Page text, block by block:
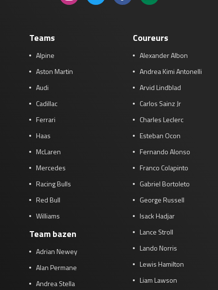
Teams
Alpine
Aston Martin
Audi
Cadillac
Ferrari
Haas
McLaren
Mercedes
Racing Bulls
Red Bull
Williams
Team bazen
Adrian Newey
Alan Permane
Andrea Stella
Coureurs
Alexander Albon
Andrea Kimi Antonelli
Arvid Lindblad
Carlos Sainz Jr
Charles Leclerc
Esteban Ocon
Fernando Alonso
Franco Colapinto
Gabriel Bortoleto
George Russell
Isack Hadjar
Lance Stroll
Lando Norris
Lewis Hamilton
Liam Lawson